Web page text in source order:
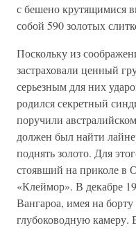
с бешено крутящимися
собой 590 золотых
Поскольку из
застраховали ценный
серьезным для них
родился секретный
поручили
должен был найти
поднять золото. Для
стоявший на приколе в
«Клеймор». В декабре
Вангароа, имея на
глубоководную камеру.